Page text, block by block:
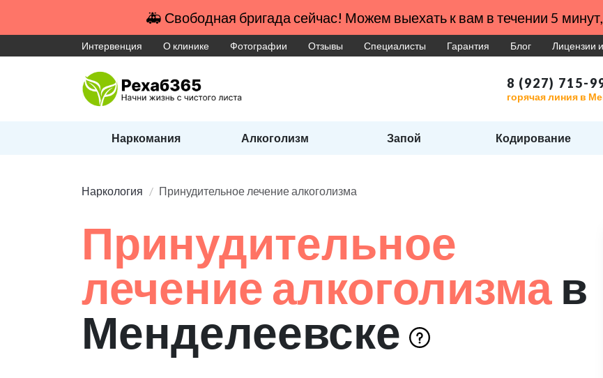
🚑 Свободная бригада сейчас! Можем выехать к вам в течении 5
Интервенция О клинике Фотографии Отзывы Специалисты Гарантия Блог Лицензии
8 (927) 715-
горячая линия в
Наркомания Алкоголизм Запой Кодирование
Наркология Принудительное лечение алкоголизма
Принудительное
лечение алкоголизма в
Менделеевске